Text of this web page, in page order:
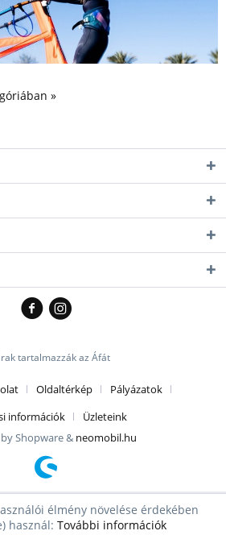
»
tartalmazzák az Áfát
Oldaltérkép
Pályázatok
információk
Üzleteink
Shopware & neomobil.hu
élmény növelése érdekében
használ: További információk